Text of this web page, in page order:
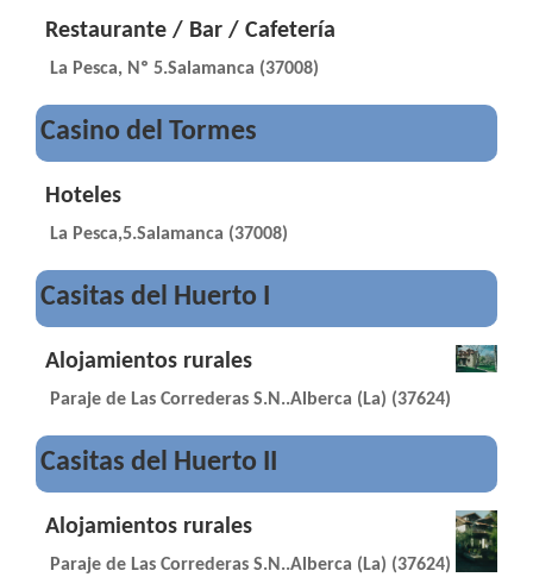
Restaurante / Bar / Cafetería
La Pesca, Nº 5.Salamanca (37008)
Casino del Tormes
Hoteles
La Pesca,5.Salamanca (37008)
Casitas del Huerto I
Alojamientos rurales
Paraje de Las Correderas S.N..Alberca (La) (37624)
Casitas del Huerto II
Alojamientos rurales
Paraje de Las Correderas S.N..Alberca (La) (37624)